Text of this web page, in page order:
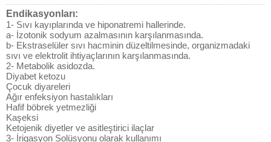
Endikasyonları:
1- Sıvı kayıplarında ve hiponatremi hallerinde.
a- İzotonik sodyum azalmasının karşılanmasında.
b- Ekstraselüler sıvı hacminin düzeltilmesinde, organizmadaki
sıvı ve elektrolit ihtiyaçlarının karşılanmasında.
2- Metabolik asidozda.
Diyabet ketozu
Çocuk diyareleri
Ağır enfeksiyon hastalıkları
Hafif böbrek yetmezliği
Kaşeksi
Ketojenik diyetler ve asitleştirici ilaçlar
3- İrigasyon Solüsyonu olarak kullanımı